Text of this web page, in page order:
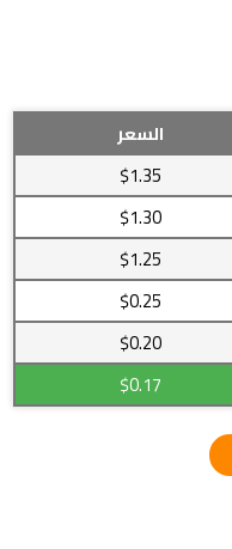
السعر
$1.35
$1.30
$1.25
$0.25
$0.20
$0.17